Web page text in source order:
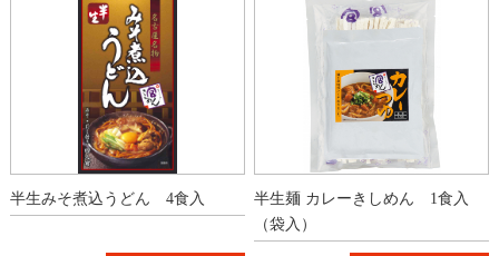
半生みそ煮込うどん 4食入
半生麺 カレーきしめん 1食入
（袋入）